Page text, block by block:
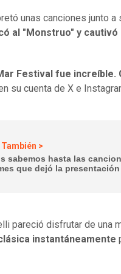
unas canciones junto
al "Monstruo" y
Festival fue increíble.
su cuenta de X e
También >
sabemos hasta las
que dejó la
pareció disfrutar de una
instantáneamente